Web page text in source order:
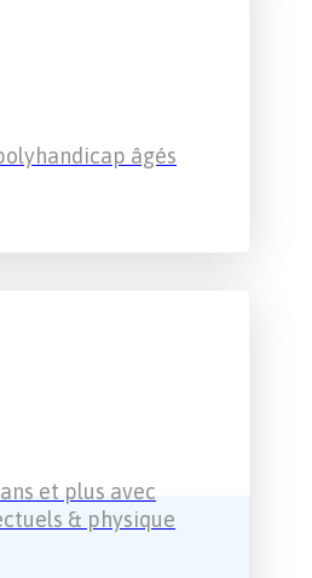
âgés
et plus avec
& physique